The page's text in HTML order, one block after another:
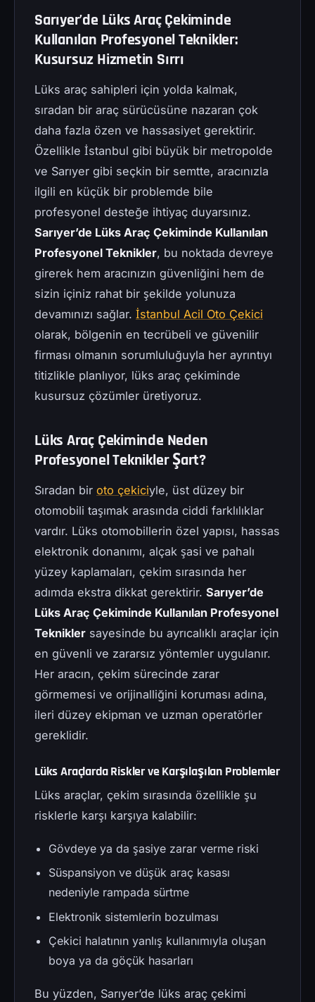
Sarıyer’de Lüks Araç Çekiminde
Kullanılan Profesyonel Teknikler:
Kusursuz Hizmetin Sırrı
Lüks araç sahipleri için yolda kalmak,
sıradan bir araç sürücüsüne nazaran çok
daha fazla özen ve hassasiyet gerektirir.
Özellikle İstanbul gibi büyük bir metropolde
ve Sarıyer gibi seçkin bir semtte, aracınızla
ilgili en küçük bir problemde bile
profesyonel desteğe ihtiyaç duyarsınız.
Sarıyer’de Lüks Araç Çekiminde Kullanılan
Profesyonel Teknikler, bu noktada devreye
girerek hem aracınızın güvenliğini hem de
sizin içiniz rahat bir şekilde yolunuza
devamınızı sağlar. İstanbul Acil Oto Çekici
olarak, bölgenin en tecrübeli ve güvenilir
firması olmanın sorumluluğuyla her ayrıntıyı
titizlikle planlıyor, lüks araç çekiminde
kusursuz çözümler üretiyoruz.
Lüks Araç Çekiminde Neden
Profesyonel Teknikler Şart?
Sıradan bir oto çekiciyle, üst düzey bir
otomobili taşımak arasında ciddi farklılıklar
vardır. Lüks otomobillerin özel yapısı, hassas
elektronik donanımı, alçak şasi ve pahalı
yüzey kaplamaları, çekim sırasında her
adımda ekstra dikkat gerektirir. Sarıyer’de
Lüks Araç Çekiminde Kullanılan Profesyonel
Teknikler sayesinde bu ayrıcalıklı araçlar için
en güvenli ve zararsız yöntemler uygulanır.
Her aracın, çekim sürecinde zarar
görmemesi ve orijinalliğini koruması adına,
ileri düzey ekipman ve uzman operatörler
gereklidir.
Lüks Araçlarda Riskler ve Karşılaşılan Problemler
Lüks araçlar, çekim sırasında özellikle şu
risklerle karşı karşıya kalabilir:
Gövdeye ya da şasiye zarar verme riski
Süspansiyon ve düşük araç kasası
nedeniyle rampada sürtme
Elektronik sistemlerin bozulması
Çekici halatının yanlış kullanımıyla oluşan
boya ya da göçük hasarları
Bu yüzden, Sarıyer’de lüks araç çekimi